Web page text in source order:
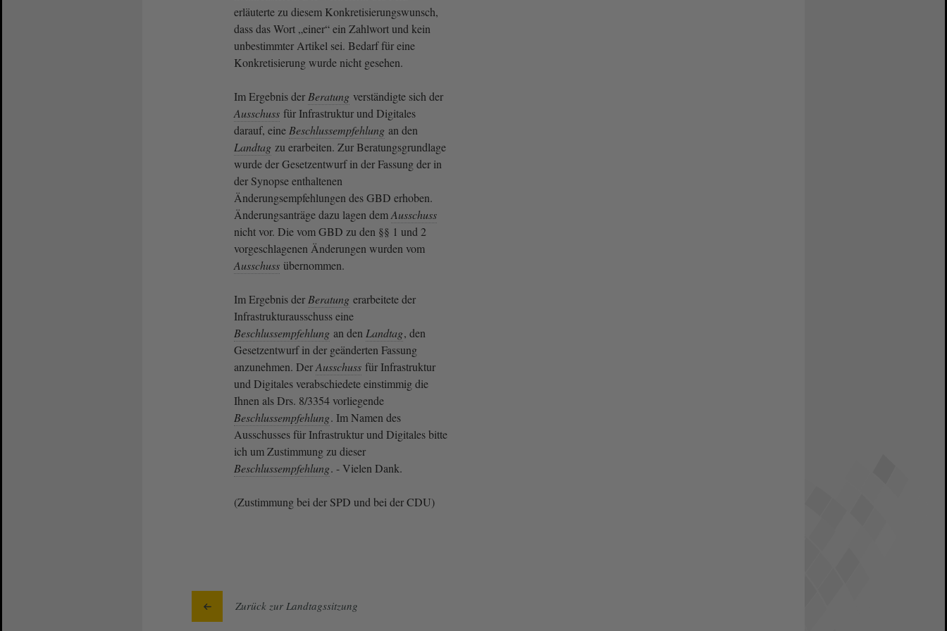
erläuterte zu diesem Konkretisierungswunsch,
dass das Wort „einer“ ein Zahlwort und kein
unbestimmter Artikel sei. Bedarf für eine
Konkretisierung wurde nicht gesehen.
Im Ergebnis der Beratung verständigte sich der
Ausschuss für Infrastruktur und Digitales
darauf, eine Beschlussempfehlung an den
Landtag zu erarbeiten. Zur Beratungsgrundlage
wurde der Gesetzentwurf in der Fassung der in
der Synopse enthaltenen
Änderungsempfehlungen des GBD erhoben.
Änderungsanträge dazu lagen demAusschuss
nicht vor. Die vom GBD zu den §§ 1 und 2
vorgeschlagenen Änderungen wurden vom
Ausschuss übernommen.
Im Ergebnis der Beratung erarbeitete der
Infrastrukturausschuss eine
Beschlussempfehlung an den Landtag, den
Gesetzentwurf in der geänderten Fassung
anzunehmen. DerAusschuss für Infrastruktur
und Digitales verabschiedete einstimmig die
Ihnen als Drs. 8/3354 vorliegende
Beschlussempfehlung. Im Namen des
Ausschusses für Infrastruktur und Digitales bitte
ich um Zustimmung zu dieser
Beschlussempfehlung. - Vielen Dank.
(Zustimmung bei der SPD und bei der CDU)
Zurück zur Landtagssitzung